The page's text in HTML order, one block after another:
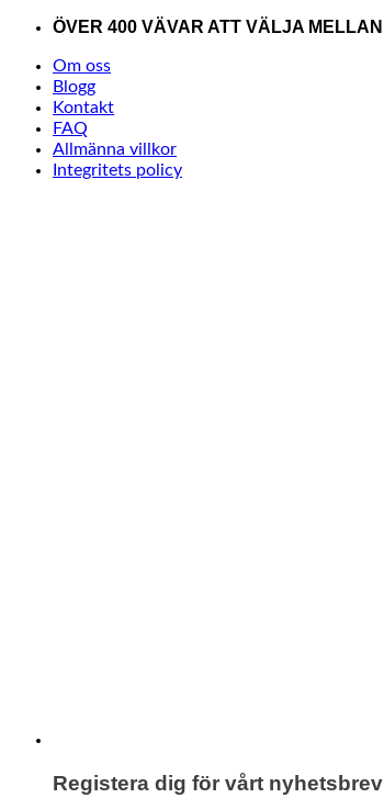
Skip
content
ÖVER 400 VÄVAR ATT VÄLJA MELLAN
Om oss
Blogg
Kontakt
FAQ
Allmänna villkor
Integritets policy
Registera dig för vårt nyhetsbrev